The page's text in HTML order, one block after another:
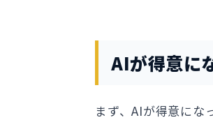
AIが得意に
まず、AIが得意にな